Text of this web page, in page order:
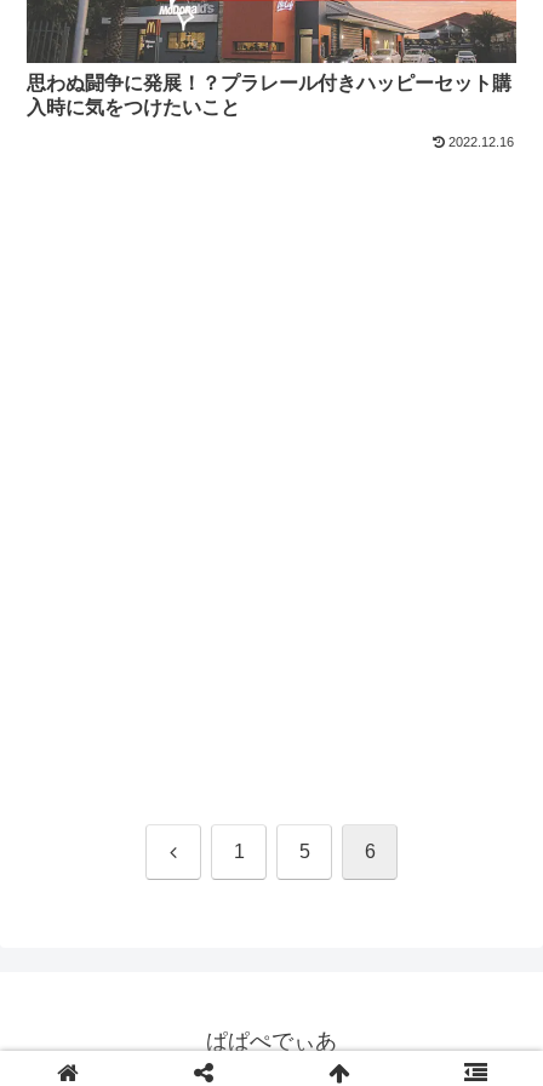
思わぬ闘争に発展！？プラレール付きハッピーセット購
入時に気をつけたいこと
2022.12.16
前 1 5 6
ぱぱぺでぃあ
© 2021 ぱぱぺでぃあ.